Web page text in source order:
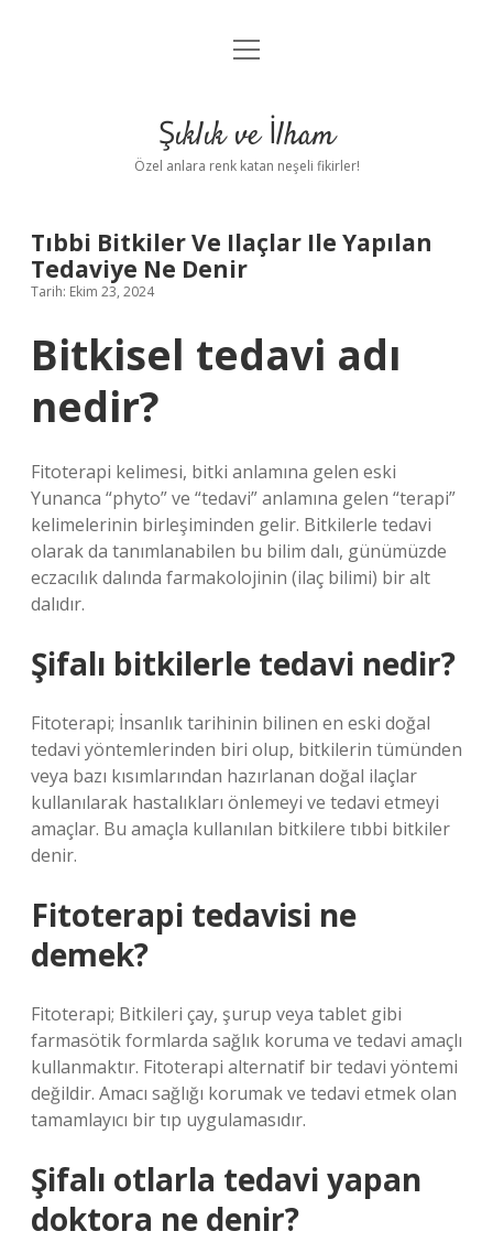
Anasayfa
Yasal Uyarı
menüyü
Şıklık ve İlham
Özel anlara renk katan neşeli fikirler!
Tıbbi Bitkiler Ve Ilaçlar Ile Yapılan
Tedaviye Ne Denir
Tarih: Ekim 23, 2024
Bitkisel tedavi adı
nedir?
Fitoterapi kelimesi, bitki anlamına gelen eski
Yunanca “phyto” ve “tedavi” anlamına gelen “terapi”
kelimelerinin birleşiminden gelir. Bitkilerle tedavi
olarak da tanımlanabilen bu bilim dalı, günümüzde
eczacılık dalında farmakolojinin (ilaç bilimi) bir alt
dalıdır.
Şifalı bitkilerle tedavi nedir?
Fitoterapi; İnsanlık tarihinin bilinen en eski doğal
tedavi yöntemlerinden biri olup, bitkilerin tümünden
veya bazı kısımlarından hazırlanan doğal ilaçlar
kullanılarak hastalıkları önlemeyi ve tedavi etmeyi
amaçlar. Bu amaçla kullanılan bitkilere tıbbi bitkiler
denir.
Fitoterapi tedavisi ne
demek?
Fitoterapi; Bitkileri çay, şurup veya tablet gibi
farmasötik formlarda sağlık koruma ve tedavi amaçlı
kullanmaktır. Fitoterapi alternatif bir tedavi yöntemi
değildir. Amacı sağlığı korumak ve tedavi etmek olan
tamamlayıcı bir tıp uygulamasıdır.
Şifalı otlarla tedavi yapan
doktora ne denir?